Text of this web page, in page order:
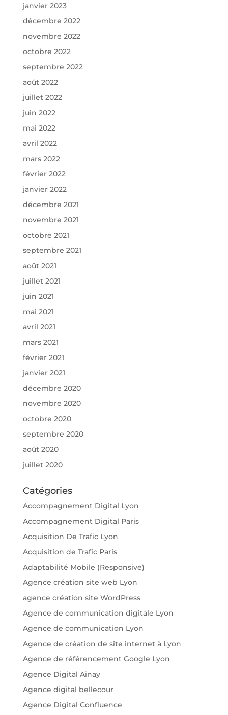
janvier 2023
décembre 2022
novembre 2022
octobre 2022
septembre 2022
août 2022
juillet 2022
juin 2022
mai 2022
avril 2022
mars 2022
février 2022
janvier 2022
décembre 2021
novembre 2021
octobre 2021
septembre 2021
août 2021
juillet 2021
juin 2021
mai 2021
avril 2021
mars 2021
février 2021
janvier 2021
décembre 2020
novembre 2020
octobre 2020
septembre 2020
août 2020
juillet 2020
Catégories
Accompagnement Digital Lyon
Accompagnement Digital Paris
Acquisition De Trafic Lyon
Acquisition de Trafic Paris
Adaptabilité Mobile (Responsive)
Agence création site web Lyon
agence création site WordPress
Agence de communication digitale Lyon
Agence de communication Lyon
Agence de création de site internet à Lyon
Agence de référencement Google Lyon
Agence Digital Ainay
Agence digital bellecour
Agence Digital Confluence